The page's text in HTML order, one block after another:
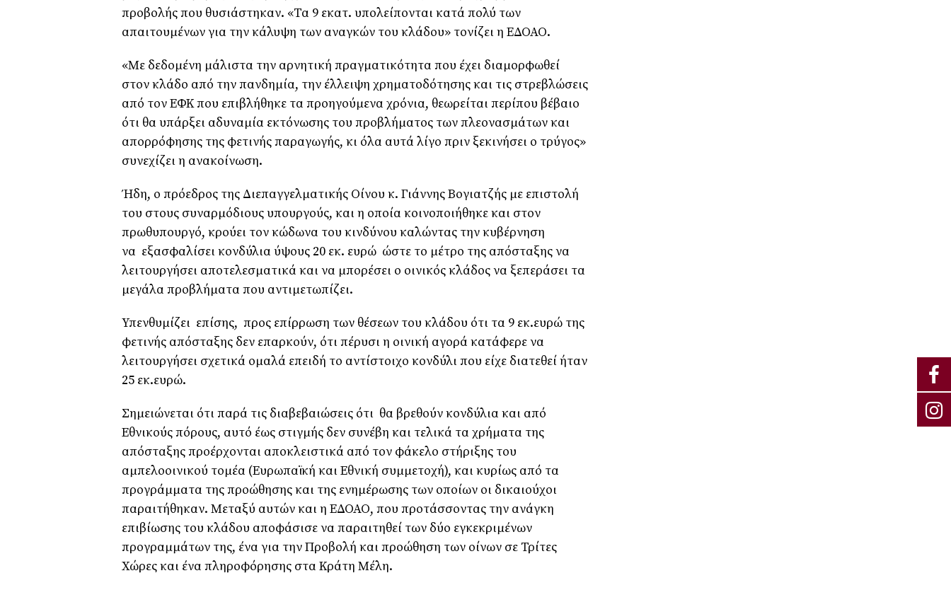
προβολής που θυσιάστηκαν. «Τα 9 εκατ. υπολείπονται κατά πολύ των
απαιτουμένων για την κάλυψη των αναγκών του κλάδου» τονίζει η ΕΔΟΑΟ.
«Με δεδομένη μάλιστα την αρνητική πραγματικότητα που έχει διαμορφωθεί
στον κλάδο από την πανδημία, την έλλειψη χρηματοδότησης και τις στρεβλώσεις
από τον ΕΦΚ που επιβλήθηκε τα προηγούμενα χρόνια, θεωρείται περίπου βέβαιο
ότι θα υπάρξει αδυναμία εκτόνωσης του προβλήματος των πλεονασμάτων και
απορρόφησης της φετινής παραγωγής, κι όλα αυτά λίγο πριν ξεκινήσει ο τρύγος»
συνεχίζει η ανακοίνωση.
Ήδη, ο πρόεδρος της Διεπαγγελματικής Οίνου κ. Γιάννης Βογιατζής με επιστολή
του στους συναρμόδιους υπουργούς, και η οποία κοινοποιήθηκε και στον
πρωθυπουργό, κρούει τονκώδωνα του κινδύνου καλώντας την κυβέρνηση
να εξασφαλίσει κονδύλια ύψους 20 εκ. ευρώ ώστε το μέτρο της απόσταξης να
λειτουργήσει αποτελεσματικά και να μπορέσει ο οινικός κλάδος να ξεπεράσει τα
μεγάλα προβλήματα που αντιμετωπίζει.
Υπενθυμίζει επίσης, προς επίρρωση των θέσεων του κλάδου ότι τα 9 εκ.ευρώ της
φετινής απόσταξης δεν επαρκούν, ότι πέρυσι η οινική αγορά κατάφερε να
λειτουργήσει σχετικά ομαλά επειδή το αντίστοιχο κονδύλι που είχε διατεθεί ήταν
25 εκ.ευρώ.
Σημειώνεται ότι παρά τις διαβεβαιώσεις ότι θα βρεθούν κονδύλια και από
Εθνικούς πόρους, αυτό έως στιγμής δεν συνέβη και τελικά τα χρήματα της
απόσταξης προέρχονται αποκλειστικά από τον φάκελο στήριξης του
αμπελοοινικού τομέα (Ευρωπαϊκή και Εθνική συμμετοχή), και κυρίως από τα
προγράμματα της προώθησης και της ενημέρωσης των οποίων οι δικαιούχοι
παραιτήθηκαν. Μεταξύ αυτών και η ΕΔΟΑΟ, που προτάσσοντας την ανάγκη
επιβίωσης του κλάδου αποφάσισε να παραιτηθεί των δύο εγκεκριμένων
προγραμμάτων της, ένα για την Προβολή και προώθηση των οίνων σε Τρίτες
Χώρες και ένα πληροφόρησης στα Κράτη Μέλη.